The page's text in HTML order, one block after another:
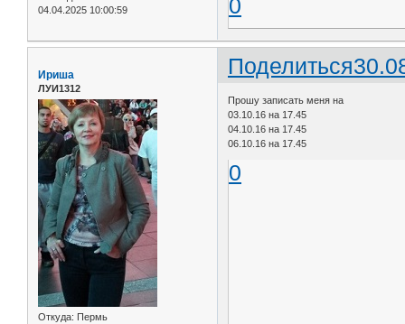
04.04.2025 10:00:59
0
Поделиться
Ириша
ЛУИ1312
Откуда: Пермь
Прошу записать меня на
03.10.16 на 17.45
04.10.16 на 17.45
06.10.16 на 17.45
0